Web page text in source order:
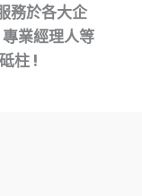
務於各大企
專業經理人等
柱!